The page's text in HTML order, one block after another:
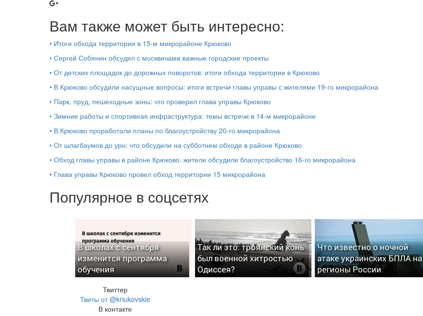
Вам также может быть интересно:
• Итоги обхода территории в 15‑м микрорайоне Крюково
• Сергей Собянин обсудил с москвичами важные городские проекты
• От детских площадок до дорожных поворотов: итоги обхода территории в Крюково
• В Крюково обсудили насущные вопросы: итоги встречи главы управы с жителями 19‑го микрорайона
• Парк, пруд, пешеходные зоны: что проверил глава управы Крюково
• Зимние работы и спортивная инфраструктура: темы встречи в 14‑м микрорайоне
• В Крюково проработали планы по благоустройству 20‑го микрорайона
• От шлагбаумов до урн: что обсудили на субботнем обходе в районе Крюково
• Обход главы управы в районе Крюково: жители обсудили благоустройство 16‑го микрорайона
• Глава управы Крюково провел обход территории 15 микрорайона
Популярное в соцсетях
В школах с сентября
изменится программа
обучения
Так ли это: троянский конь
был военной хитростью
Одиссея?
Что известно о ночной
атаке украинских БПЛА на
регионы России
Твиттер
Твиты от @kriukovskie
В контакте